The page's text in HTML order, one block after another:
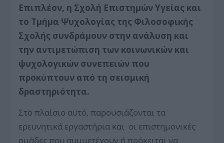
Επιπλέον, η Σχολή Επιστημών Υγείας και
το Τμήμα Ψυχολογίας της Φιλοσοφικής
Σχολής συνδράμουν στην ανάλυση και
την αντιμετώπιση των κοινωνικών και
ψυχολογικών συνεπειών που
προκύπτουν από τη σεισμική
δραστηριότητα.
Στο πλαίσιο αυτό, παρουσιάζονται τα
ερευνητικά εργαστήρια και οι επιστημονικές
ομάδες που συμμετέχουν ή πρόκειται να